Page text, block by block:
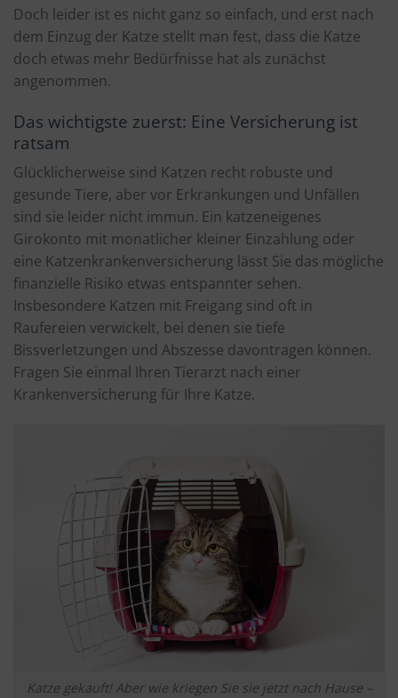
Doch leider ist es nicht ganz so einfach, und erst nach
dem Einzug der Katze stellt man fest, dass die Katze
doch etwas mehr Bedürfnisse hat als zunächst
angenommen.
Das wichtigste zuerst: Eine Versicherung ist
ratsam
Glücklicherweise sind Katzen recht robuste und
gesunde Tiere, aber vor Erkrankungen und Unfällen
sind sie leider nicht immun. Ein katzeneigenes
Girokonto mit monatlicher kleiner Einzahlung oder
eine Katzenkrankenversicherung lässt Sie das mögliche
finanzielle Risiko etwas entspannter sehen.
Insbesondere Katzen mit Freigang sind oft in
Raufereien verwickelt, bei denen sie tiefe
Bissverletzungen und Abszesse davontragen können.
Fragen Sie einmal Ihren Tierarzt nach einer
Krankenversicherung für Ihre Katze.
Katze gekauft! Aber wie kriegen Sie sie jetzt nach Hause –